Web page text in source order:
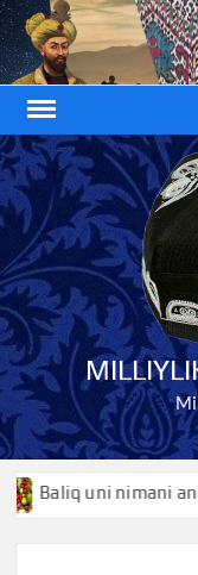
Skip
to
content
anglatishini